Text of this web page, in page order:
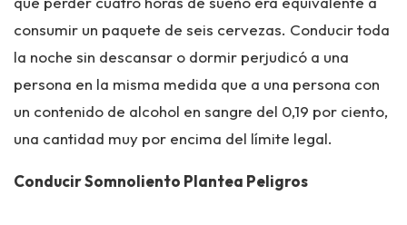
consumir un paquete de seis cervezas. Conducir toda
la noche sin descansar o dormir perjudicó a una
persona en la misma medida que a una persona con
un contenido de alcohol en sangre del 0,19 por ciento,
una cantidad muy por encima del límite legal.
Conducir Somnoliento Plantea Peligros